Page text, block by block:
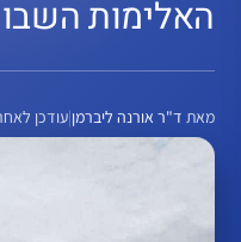
האלימות
מאת ד"ר אורנה ליברמן|עודכן